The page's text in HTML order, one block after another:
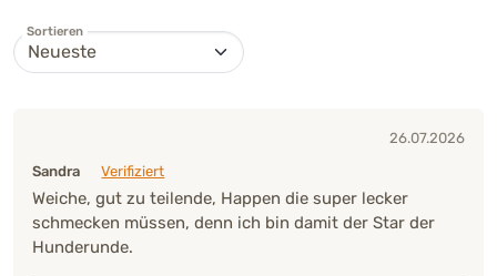
Sortieren
26.07.2026
Sandra
Verifiziert
Weiche, gut zu teilende, Happen die super lecker
schmecken müssen, denn ich bin damit der Star der
Hunderunde.